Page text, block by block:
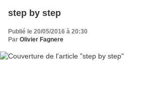
step by step
Publié le 20/05/2016 à 20:30
Par Olivier Fagnere